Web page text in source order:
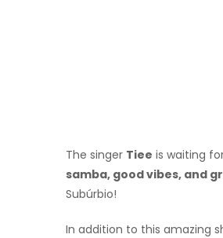
The singer Tiee is waiting
samba, good vibes, and
Subúrbio!
In addition to this amazing